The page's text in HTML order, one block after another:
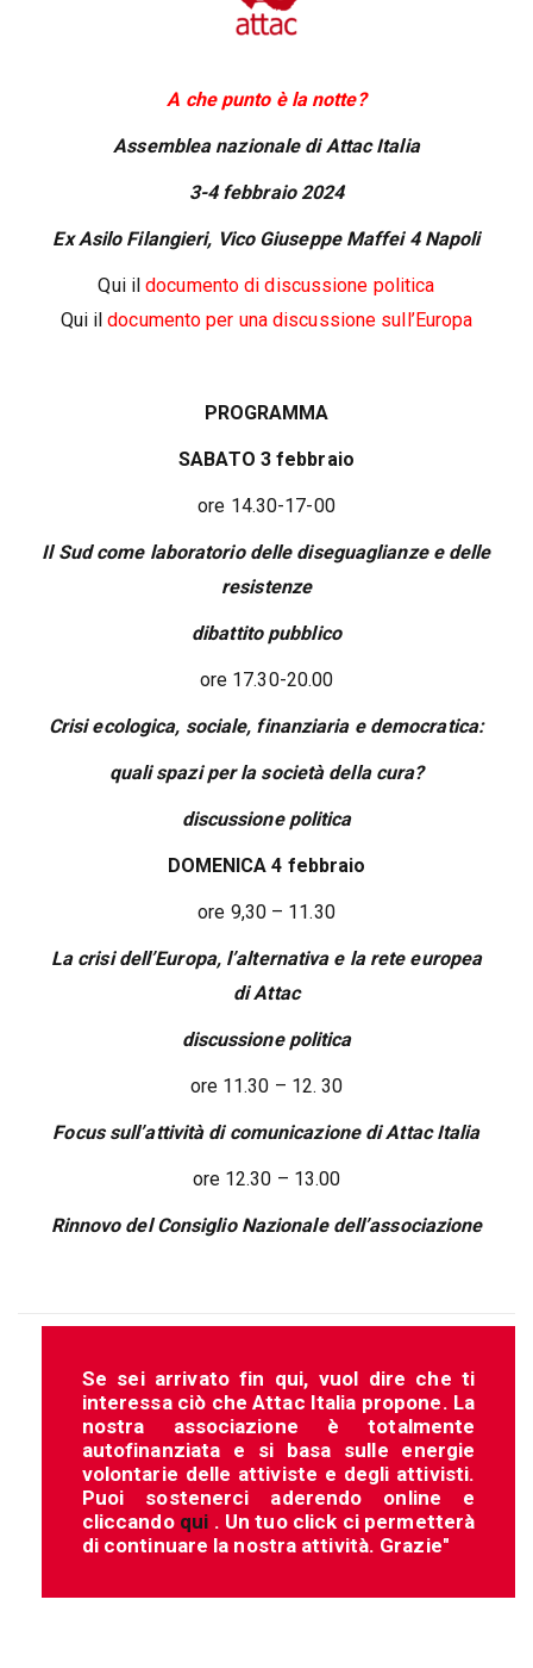
A che punto è la notte?
Assemblea nazionale di Attac Italia
3-4 febbraio 2024
Ex Asilo Filangieri, Vico Giuseppe Maffei 4Napoli
Qui ildocumento di discussione politica
Qui ildocumento per una discussione sull’Europa
PROGRAMMA
SABATO 3 febbraio
ore 14.30-17-00
Il Sud come laboratorio delle diseguaglianze e delle
resistenze
dibattito pubblico
ore 17.30-20.00
Crisi ecologica, sociale, finanziaria e democratica:
quali spazi per la società della cura?
discussione politica
DOMENICA 4 febbraio
ore 9,30 – 11.30
La crisi dell’Europa, l’alternativa e la rete europea
di Attac
discussione politica
ore 11.30 – 12. 30
Focus sull’attività di comunicazione di Attac Italia
ore 12.30 – 13.00
Rinnovo del Consiglio Nazionale dell’associazione
Se sei arrivato fin qui, vuol dire che ti
interessa ciò che Attac Italia propone. La
nostra associazione è totalmente
autofinanziata e si basa sulle energie
volontarie delle attiviste e degli attivisti.
Puoi sostenerci aderendo online e
cliccando qui . Un tuo click ci permetterà
di continuare la nostra attività. Grazie"